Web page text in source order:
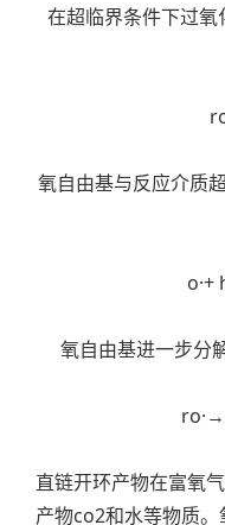
在超临界条件下过
氧自由基与反应介质
o·+
氧自由基进一步分
直链开环产物在富氧
产物co2和水等物质。